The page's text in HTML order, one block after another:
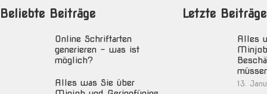
Beliebte Beiträge
Online Schriftarten
generieren – was ist
möglich?
Alles was Sie über
Letzte Beiträge
Alles
13.